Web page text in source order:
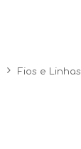
Fios e Linhas